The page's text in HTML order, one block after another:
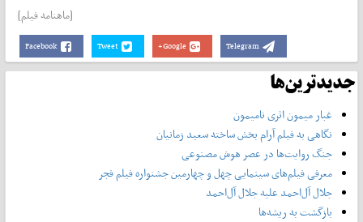
[ماهنامه فیلم]
Facebook Tweet Google+ Telegram
جدیدترین‌ها
غبار میمون اثری نامیمون
نگاهی به فیلم آرام بخش ساخته سعید زمانیان
جنگ روایت‌ها در عصر هوش مصنوعی
معرفی فیلم‌های سینمایی چهل‌ و چهارمین جشنواره فیلم فجر
جلال آل‌احمد علیه جلال آل‌‌احمد
بازگشت به ریشه‌ها